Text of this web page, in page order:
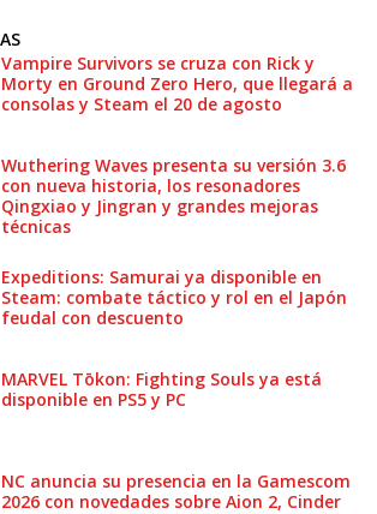
Vampire Survivors se cruza con Rick y
Morty en Ground Zero Hero, que llegará a
consolas y Steam el 20 de agosto
Wuthering Waves presenta su versión 3.6
con nueva historia, los resonadores
Qingxiao y Jingran y grandes mejoras
técnicas
Expeditions: Samurai ya disponible en
Steam: combate táctico y rol en el Japón
feudal con descuento
MARVEL Tōkon: Fighting Souls ya está
disponible en PS5 y PC
NC anuncia su presencia en la Gamescom
2026 con novedades sobre Aion 2, Cinder